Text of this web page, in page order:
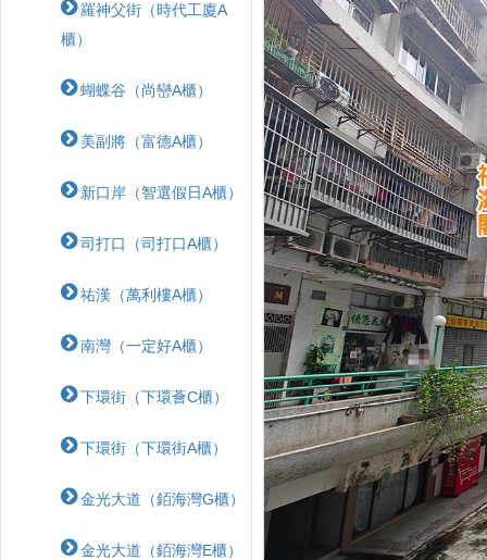
羅神父街（時代工廈A
櫃）
蝴蝶⾕（尚巒A櫃）
美副將（富德A櫃）
新口岸（智選假日A櫃）
司打口（司打口A櫃）
祐漢（萬利樓A櫃）
南灣（一定好A櫃）
下環街（下環薈C櫃）
下環街（下環街A櫃）
金光大道（銆海灣G櫃）
金光大道（銆海灣E櫃）